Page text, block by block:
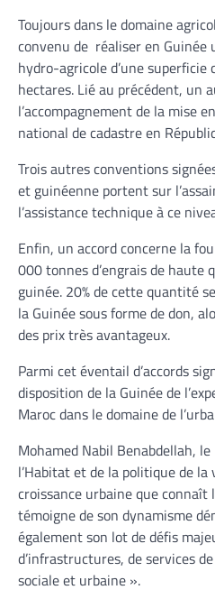
Toujours dans le domaine
convenu de réaliser en Guinée
hydro-agricole d’une
hectares. Lié au précédent, un
l’accompagnement de la mise
national de cadastre en
Trois autres conventions
et guinéenne portent sur
l’assistance technique à ce
Enfin, un accord concerne la
000 tonnes d’engrais de haute
guinée. 20% de cette quantité
la Guinée sous forme de don,
des prix très avantageux.
Parmi cet éventail d’accords
disposition de la Guinée de
Maroc dans le domaine de
Mohamed Nabil Benabdellah,
l’Habitat et de la politique de
croissance urbaine que
témoigne de son dynamisme
également son lot de défis
d’infrastructures, de services
sociale et urbaine ».